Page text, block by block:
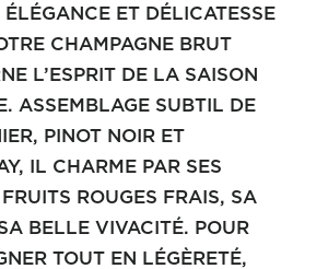
ET DÉLICATESSE
CHAMPAGNE BRUT
L’ESPRIT DE LA SAISON
ASSEMBLAGE SUBTIL DE
PINOT NOIR ET
IL CHARME PAR SES
ROUGES FRAIS, SA
BELLE VIVACITÉ. POUR
TOUT EN LÉGÈRETÉ,